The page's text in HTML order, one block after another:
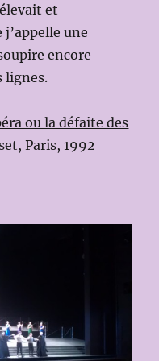
et
une
encore
lignes.
ou la défaite des
Paris, 1992